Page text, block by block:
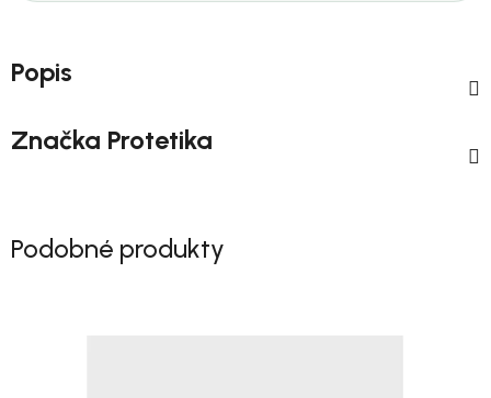
Popis
Značka Protetika
Podobné produkty